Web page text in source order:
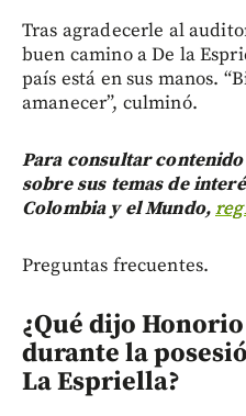
Tras agradecerle al
buen camino a De la
país está en sus manos.
amanecer”, culminó.
Para consultar
sobre sus temas de
Colombia y el Mundo,
Preguntas frecuentes.
¿Qué dijo
durante la
La Espriella?